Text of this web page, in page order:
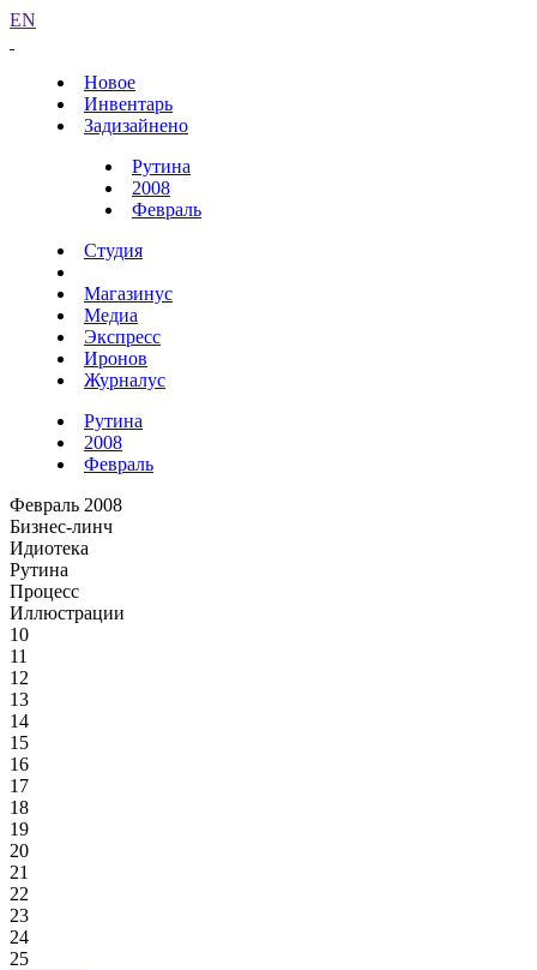
EN
Новое
Инвентарь
Задизайнено
Рутина
2008
Февраль
Студия
Магазинус
Медиа
Экспресс
Иронов
Журналус
Рутина
2008
Февраль
Февраль 2008
Бизнес-линч
Идиотека
Рутина
Процесс
Иллюстрации
10
11
12
13
14
15
16
17
18
19
20
21
22
23
24
25